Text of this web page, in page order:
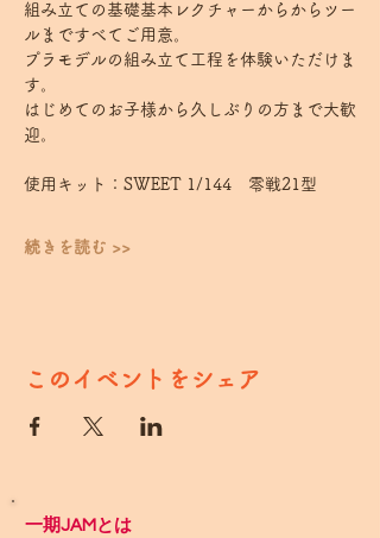
組み立ての基礎基本レクチャーからからツー
ルまですべてご用意。
プラモデルの組み立て工程を体験いただけま
す。
はじめてのお子様から久しぶりの方まで大歓
迎。
使用キット：SWEET 1/144　零戦21型
続きを読む >>
このイベントをシェア
一期JAMとは